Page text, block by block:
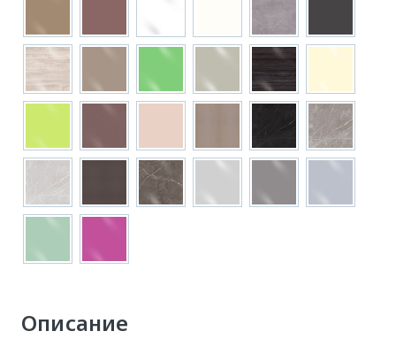
Описание